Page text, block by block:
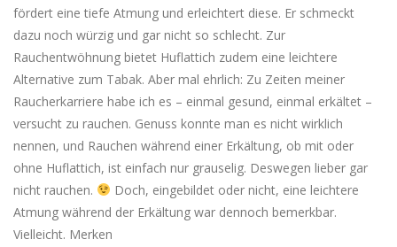
fördert eine tiefe Atmung und erleichtert diese. Er schmeckt
dazu noch würzig und gar nicht so schlecht. Zur
Rauchentwöhnung bietet Huflattich zudem eine leichtere
Alternative zum Tabak. Aber mal ehrlich: Zu Zeiten meiner
Raucherkarriere habe ich es – einmal gesund, einmal erkältet –
versucht zu rauchen. Genuss konnte man es nicht wirklich
nennen, und Rauchen während einer Erkältung, ob mit oder
ohne Huflattich, ist einfach nur grauselig. Deswegen lieber gar
nicht rauchen.
Doch, eingebildet oder nicht, eine leichtere
Atmung während der Erkältung war dennoch bemerkbar.
Vielleicht. Merken